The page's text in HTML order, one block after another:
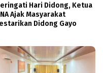
Hari Didong, Ketua
Ajak Masyarakat
Didong Gayo